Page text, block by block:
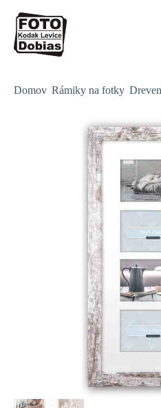
Domov Rámiky na fotky